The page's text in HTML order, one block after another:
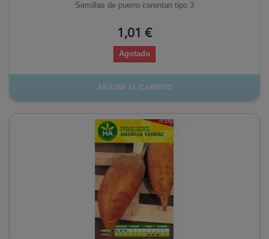
Semillas de puerro carentan tipo 3
1,01 €
Agotado
AÑADIR AL CARRITO